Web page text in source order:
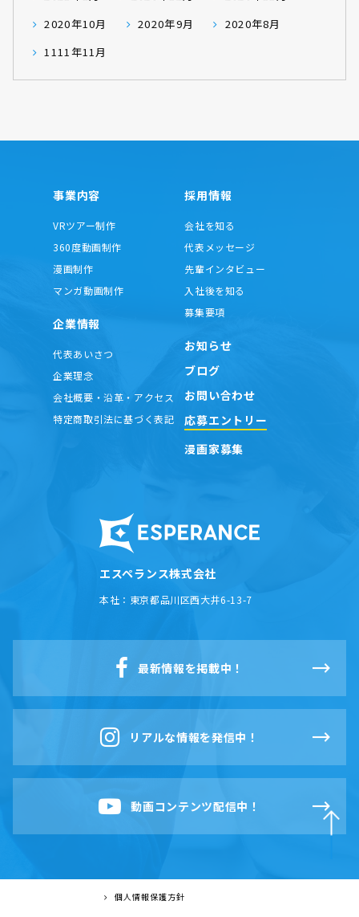
2020年10月
2020年9月
2020年8月
1111年11月
エスペランス株式会社
本社： 東京都品川区西大井6-13-7
事業内容
VRツアー制作
360度動画制作
漫画制作
マンガ動画制作
企業情報
代表あいさつ
企業理念
会社概要・沿革・アクセス
特定商取引法に基づく表記
採用情報
会社を知る
代表メッセージ
先輩インタビュー
入社後を知る
募集要項
お知らせ
ブログ
お問い合わせ
応募エントリー
漫画家募集
最新情報を掲載中！
リアルな情報を発信中！
動画コンテンツ配信中！
個人情報保護方針